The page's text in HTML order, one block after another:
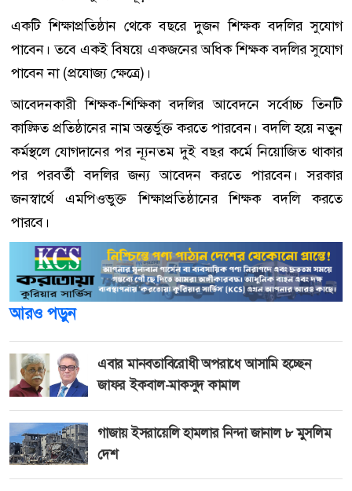
একটি শিক্ষাপ্রতিষ্ঠান থেকে বছরে দুজন শিক্ষক বদলির সুযোগ
পাবেন। তবে একই বিষয়ে একজনের অধিক শিক্ষক বদলির সুযোগ
পাবেন না (প্রযোজ্য ক্ষেত্রে)।
আবেদনকারী শিক্ষক-শিক্ষিকা বদলির আবেদনে সর্বোচ্চ তিনটি
কাঙ্ক্ষিত প্রতিষ্ঠানের নাম অন্তর্ভুক্ত করতে পারবেন। বদলি হয়ে নতুন
কর্মস্থলে যোগদানের পর ন্যূনতম দুই বছর কর্মে নিয়োজিত থাকার
পর পরবর্তী বদলির জন্য আবেদন করতে পারবেন। সরকার
জনস্বার্থে এমপিওভুক্ত শিক্ষাপ্রতিষ্ঠানের শিক্ষক বদলি করতে
পারবে।
আরও পড়ুন
এবার মানবতাবিরোধী অপরাধে আসামি হচ্ছেন
জাফর ইকবাল-মাকসুদ কামাল
গাজায় ইসরায়েলি হামলার নিন্দা জানাল ৮ মুসলিম
দেশ